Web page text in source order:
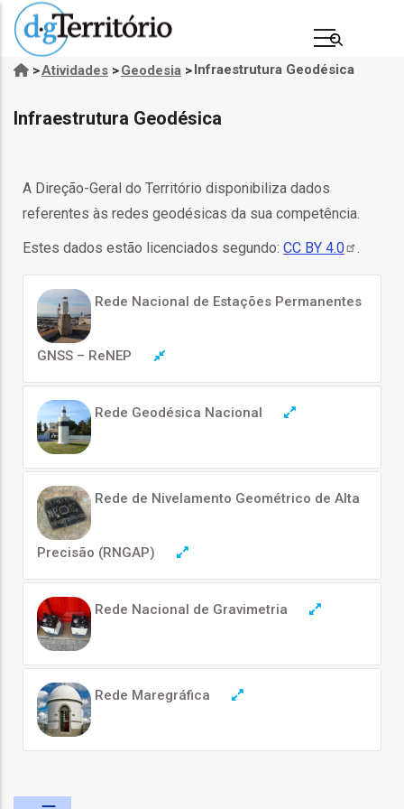
Passar
para
principal
Navegação
estrutural
>Atividades>Geodesia>Infraestrutura Geodésica
Infraestrutura Geodésica
A Direção-Geral do Território disponibiliza dados
referentes às redes geodésicas da sua competência.
Estes dados estão licenciados segundo: CC BY 4.0 .
Rede Nacional de Estações Permanentes
GNSS – ReNEP
Rede Geodésica Nacional
Rede de Nivelamento Geométrico de Alta
Precisão (RNGAP)
Rede Nacional de Gravimetria
Rede Maregráfica